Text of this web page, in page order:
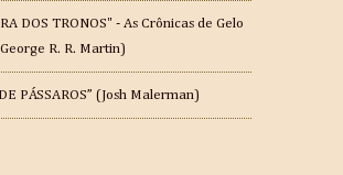
DOS TRONOS" - As Crônicas de Gelo
R. R. Martin)
PÁSSAROS” (Josh Malerman)